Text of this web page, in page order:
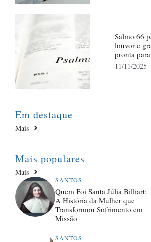
Salmo 66
louvor e
pronta
11/11/2025
Em destaque
Mais
Mais populares
Mais
SANTOS
Quem Foi Santa Júlia Billiart:
A História da Mulher que
Transformou Sofrimento em
Missão
SANTOS